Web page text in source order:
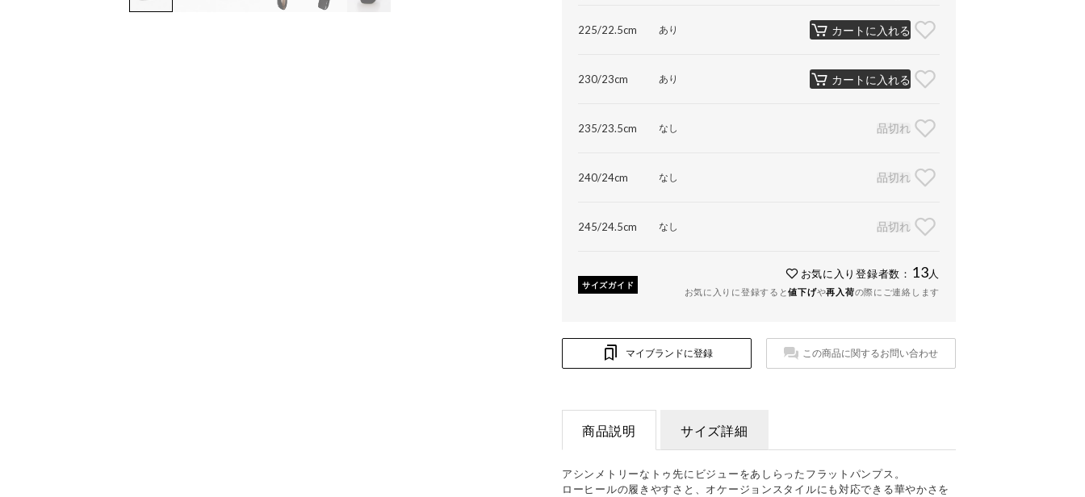
225/22.5cm あり カートに入れる
230/23cm あり カートに入れる
235/23.5cm なし 品切れ
240/24cm なし 品切れ
245/24.5cm なし 品切れ
サイズガイド
お気に入り登録者数： 13 人
お気に入りに登録すると値下げや再入荷の際にご連絡します
マイブランドに登録 この商品に関するお問い合わせ
商品説明 サイズ詳細
アシンメトリーなトゥ先にビジューをあしらったフラットパンプス。
ローヒールの履きやすさと、オケージョンスタイルにも対応できる華やかさを